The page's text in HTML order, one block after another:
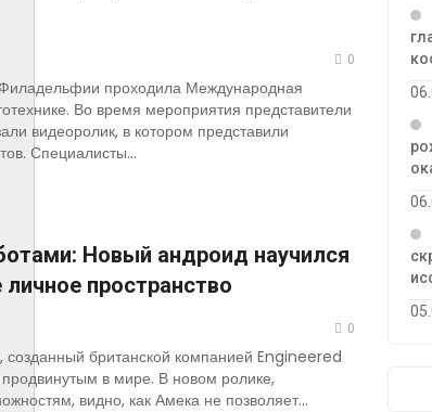
0
проходила Международная
Во время мероприятия представители
видеоролик, в котором представили
Специалисты...
Новый андроид научился
пространство
0
британской компанией Engineered
в мире. В новом ролике,
видно, как Амека не позволяет...